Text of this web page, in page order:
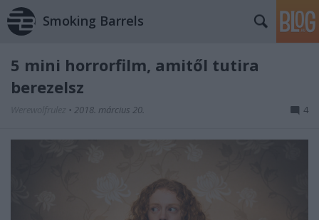
Smoking Barrels
5 mini horrorfilm, amitől tutira
berezelsz
• 2018. március 20. 4